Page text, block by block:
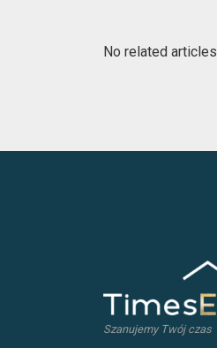
No related articles
Szanujemy Twój czas